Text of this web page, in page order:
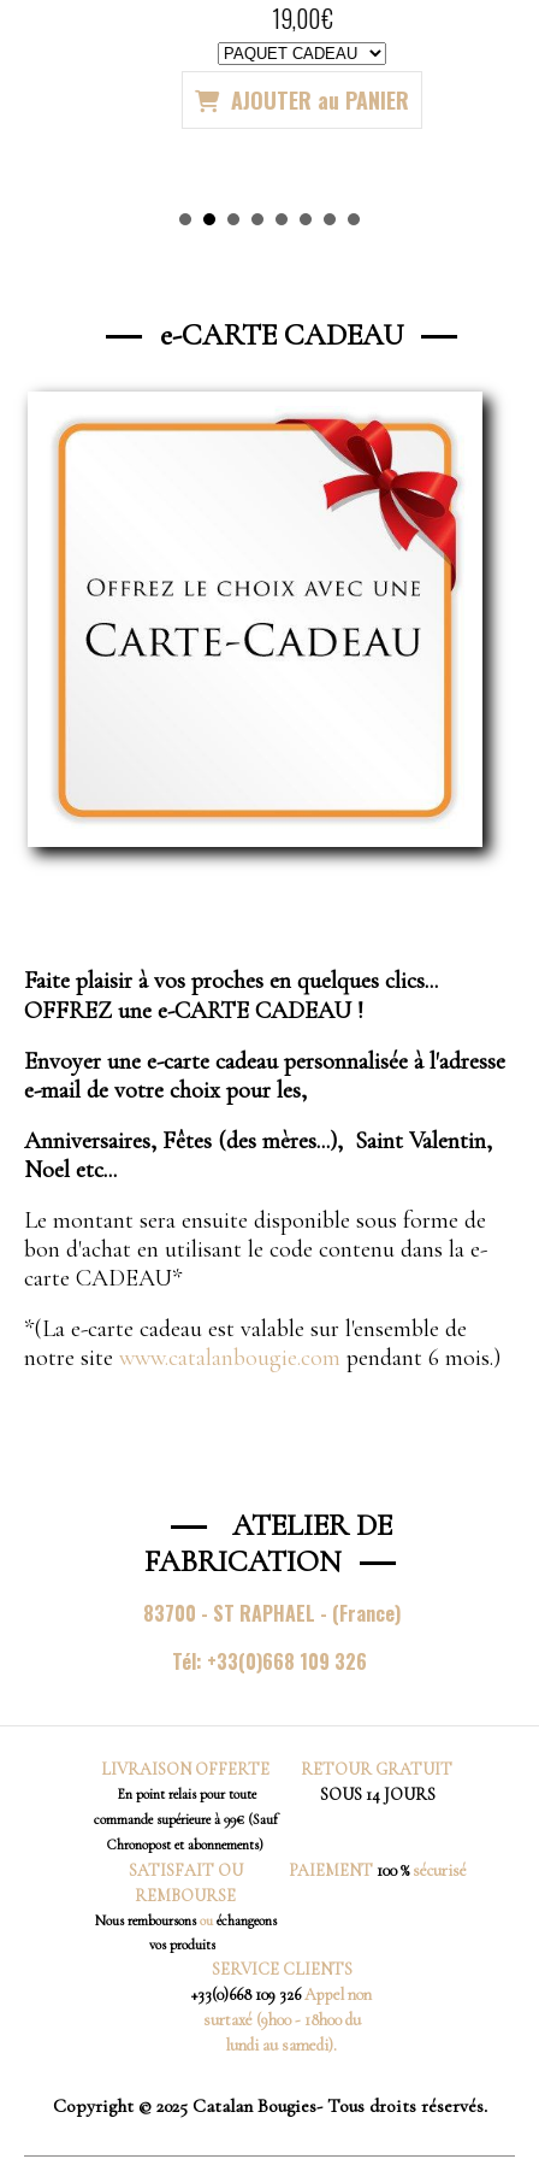
19,00€
AJOUTER au PANIER
—— e-CARTE CADEAU——
Faite plaisir à vos proches en quelques clics...
OFFREZ une e-CARTE CADEAU !
Envoyer une e-carte cadeau personnalisée à l'adresse
e-mail de votre choix pour les,
Anniversaires, Fêtes (des mères...), Saint Valentin,
Noel etc...
Le montant sera ensuite disponible sous forme de
bon d'achat en utilisant le code contenu dans la e-
carte CADEAU*
*(La e-carte cadeau est valable sur l'ensemble de
notre site www.catalanbougie.com pendant 6 mois.)
——
ATELIER DE
FABRICATION——
83700 - ST RAPHAEL - (France)
Tél: +33(0)668 109 326
LIVRAISON OFFERTE
En point relais pour toute
commande supérieure à 99€ (Sauf
Chronopost et abonnements)
RETOURGRATUIT
SOUS 14 JOURS
SATISFAIT OU
REMBOURSE
Nous remboursonsouéchangeons
vos produits
PAIEMENT100 %sécurisé
SERVICE CLIENTS
+33(0)668 109 326Appel non
surtaxé (9h00 - 18h00 du
lundi au samedi).
Copyright © 2025 Catalan Bougies- Tous droits réservés.